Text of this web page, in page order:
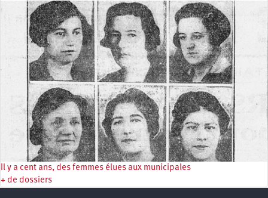
Il y a cent ans, des femmes élues aux municipales
+ de dossiers